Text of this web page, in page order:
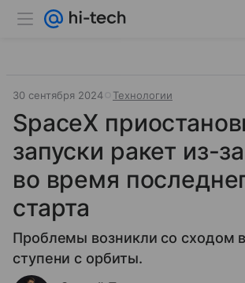
30 сентября 2024 Технологии
SpaceX
запуски ракет из-
во время
старта
Проблемы возникли со сходом
ступени с орбиты.